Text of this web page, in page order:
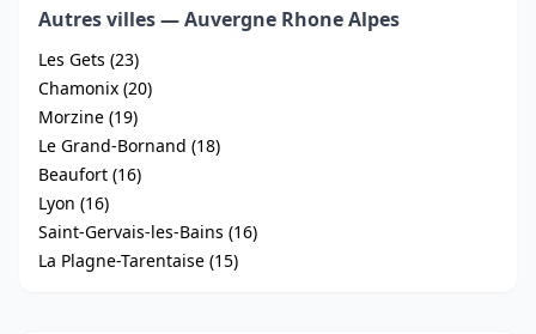
Autres villes — Auvergne Rhone Alpes
Les Gets (23)
Chamonix (20)
Morzine (19)
Le Grand-Bornand (18)
Beaufort (16)
Lyon (16)
Saint-Gervais-les-Bains (16)
La Plagne-Tarentaise (15)